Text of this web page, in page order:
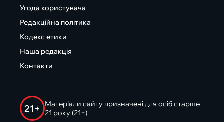
Угода користувача
Редакційна політика
Кодекс етики
Наша редакція
Контакти
21+
Матеріали сайту призначені для осіб старше
21 року (21+)